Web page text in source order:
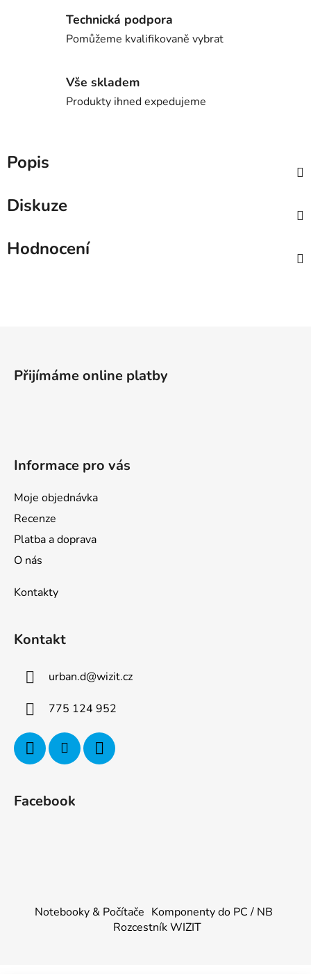
Technická podpora
Pomůžeme kvalifikovaně vybrat
Vše skladem
Produkty ihned expedujeme
Popis
Diskuze
Hodnocení
Přijímáme online platby
Informace pro vás
Moje objednávka
Recenze
Platba a doprava
O nás
Kontakty
Kontakt
urban.d@wizit.cz
775 124 952
Facebook
Notebooky & Počítače Komponenty do PC / NB
Rozcestník WIZIT